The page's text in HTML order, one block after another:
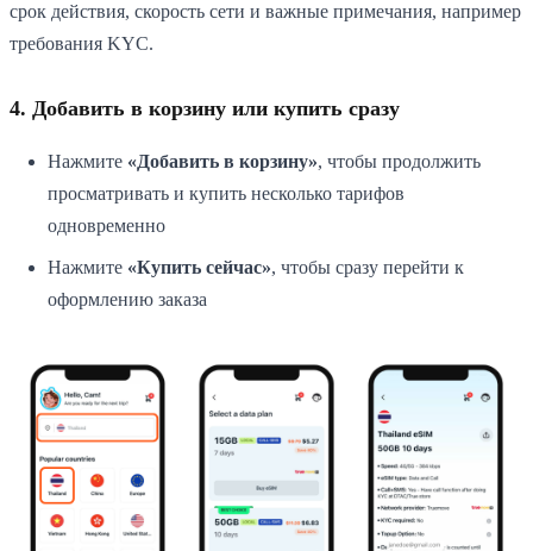
срок действия, скорость сети и важные примечания, например
требования KYC.
4. Добавить в корзину или купить сразу
Нажмите «Добавить в корзину», чтобы продолжить
просматривать и купить несколько тарифов
одновременно
Нажмите «Купить сейчас», чтобы сразу перейти к
оформлению заказа